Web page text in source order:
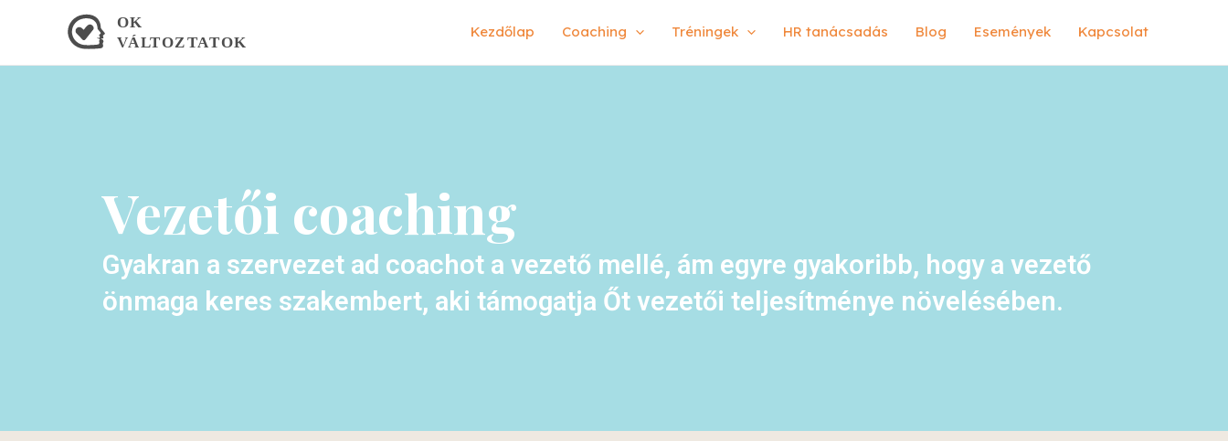
Kezdőlap Coaching Tréningek HR tanácsadás Blog Események Kapcsolat
Vezetői coaching
Gyakran a szervezet ad coachot a vezető mellé, ám egyre gyakoribb, hogy a vezető
önmaga keres szakembert, aki támogatja Őt vezetői teljesítménye növelésében.